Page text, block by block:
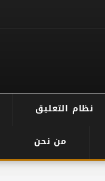
نظام التعليق
من نحن